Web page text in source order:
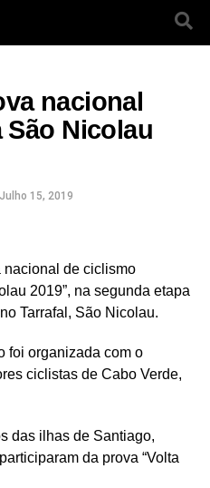
nacional
Nicolau
Julho 15, 2019
nacional de ciclismo
2019”, na segunda etapa
Tarrafal, São Nicolau.
foi organizada com o
ciclistas de Cabo Verde,
das ilhas de Santiago,
da prova “Volta